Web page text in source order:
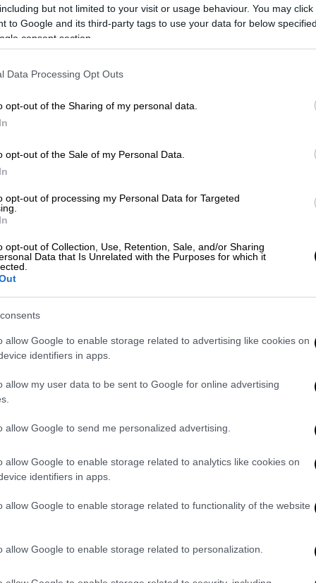
but not limited to your visit or usage behaviour. You may
to Google and its third-party tags to use your data for below
consent section.
Data Processing Opt Outs
opt-out of the Sharing of my personal data.
opt-out of the Sale of my Personal Data.
opt-out of processing my Personal Data for Targeted
opt-out of Collection, Use, Retention, Sale, and/or Sharing
Data that Is Unrelated with the Purposes for which it
allow Google to enable storage related to advertising like cookies on
identifiers in apps.
allow my user data to be sent to Google for online advertising
allow Google to send me personalized advertising.
allow Google to enable storage related to analytics like cookies on
identifiers in apps.
allow Google to enable storage related to functionality of the website
allow Google to enable storage related to personalization.
σταθερά εδώ και χρόνια τη φήμη
την καριέρα της. Η διάσημη
γυναίκα διευθύντρια ορχήστρας της
να χειραγωγεί όσους βρίσκονται δίπλα
τους μουσικούς, ακόμη και τους
βιομηχανίας. Η Ταρ, που έχει και
των απομνημονευμάτων της και να
της σταδιοδρομίας της, να
του Μάλερ. Λίγο πριν την πλήρη
τη μεγαλομανία της, όλα θα γυρίσουν
σκελετοί θα βγουν από την ντουλάπα της
μέσα της.
Φιλντ, με το ιδιαιτέρως πυκνό
διαλόγους, μας ρίχνει απότομα στα
μουσικής και μάλιστα στο ανώτατο
την ψυχαγωγία ή την απόλαυση του
συντελεστών, την υστεροφημία, ακόμη
ταινία στην οποία η κεντρική του ηρωίδα
διαθέτει έναν δύστροπο χαρακτήρα,
ακόμη και αυτούς που ξέρει ότι
βλέπει τους πάντες από ψηλά, σαν
και με μια ματιά της μπορεί να
μουσική και τους ανθρώπους της, τον
τα μεγάλα ονόματα που ήταν μικροί
τεράστια δύναμη και τη χρησιμοποιούν
να ρίξουν στο κρεβάτι το αντικείμενο
και για τα
social media
και τη